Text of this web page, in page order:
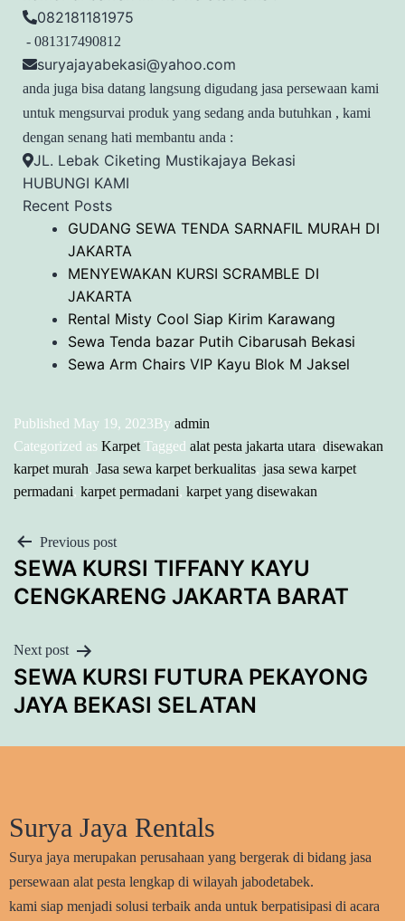
082181181975
- 081317490812
suryajayabekasi@yahoo.com
anda juga bisa datang langsung digudang jasa persewaan kami
untuk mengsurvai produk yang sedang anda butuhkan , kami
dengan senang hati membantu anda :
JL. Lebak Ciketing Mustikajaya Bekasi
HUBUNGI KAMI
Recent Posts
GUDANG SEWA TENDA SARNAFIL MURAH DI
JAKARTA
MENYEWAKAN KURSI SCRAMBLE DI
JAKARTA
Rental Misty Cool Siap Kirim Karawang
Sewa Tenda bazar Putih Cibarusah Bekasi
Sewa Arm Chairs VIP Kayu Blok M Jaksel
Published May 19, 2023By admin
Categorized as Karpet Tagged alat pesta jakarta utara, disewakan
karpet murah, Jasa sewa karpet berkualitas, jasa sewa karpet
permadani, karpet permadani, karpet yang disewakan
POST
NAVIGATION
Previous post
SEWA KURSI TIFFANY KAYU
CENGKARENG JAKARTA BARAT
Next post
SEWA KURSI FUTURA PEKAYONG
JAYA BEKASI SELATAN
Surya Jaya Rentals
Surya jaya merupakan perusahaan yang bergerak di bidang jasa
persewaan alat pesta lengkap di wilayah jabodetabek.
kami siap menjadi solusi terbaik anda untuk berpatisipasi di acara